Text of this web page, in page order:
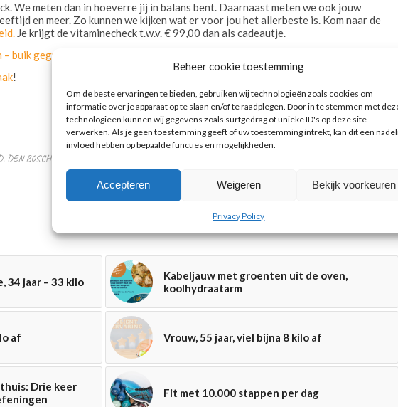
Beheer cookie toestemming
Om de beste ervaringen te bieden, gebruiken wij technologieën zoals cookies om
informatie over je apparaat op te slaan en/of te raadplegen. Door in te stemmen met
technologieën kunnen wij gegevens zoals surfgedrag of unieke ID's op deze site
verwerken. Als je geen toestemming geeft of uw toestemming intrekt, kan dit een
invloed hebben op bepaalde functies en mogelijkheden.
Accepteren Weigeren Bekijk voorkeuren
Privacy Policy
We meten dan in hoeverre jij in balans bent. Daarnaast meten we ook jouw
en meer. Zo kunnen we kijken wat er voor jou het allerbeste is. Kom naar de
Je krijgt de vitaminecheck t.w.v. € 99,00 dan als cadeautje.
buik gegroeid
!
, DEN BOSCH,
34 jaar – 33 kilo
Kabeljauw met groenten uit de oven,
koolhydraatarm
af Vrouw, 55 jaar, viel bijna 8 kilo af
Drie keer
Fit met 10.000 stappen per dag